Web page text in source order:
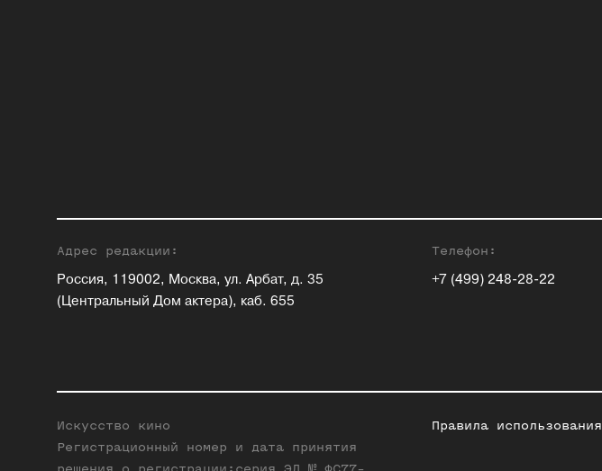
Адрес редакции:
Россия, 119002, Москва, ул. Арбат, д. 35
(Центральный Дом актера), каб. 655
Телефон:
+7 (499) 248-28-22
Правила использования
Искусство кино
Регистрационный номер и дата принятия